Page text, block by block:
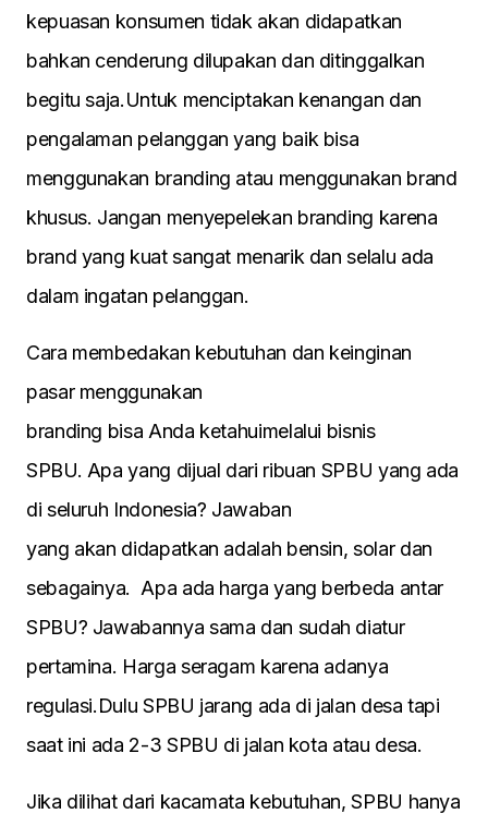
kepuasan konsumen tidak akan didapatkan
bahkan cenderung dilupakan dan ditinggalkan
begitu saja.Untuk menciptakan kenangan dan
pengalaman pelanggan yang baik bisa
menggunakan branding atau menggunakan brand
khusus. Jangan menyepelekan branding karena
brand yang kuat sangat menarik dan selalu ada
dalam ingatan pelanggan.
Cara membedakan kebutuhan dan keinginan
pasar menggunakan
branding bisa Anda ketahuimelalui bisnis
SPBU. Apa yang dijual dari ribuan SPBU yang ada
di seluruh Indonesia? Jawaban
yang akan didapatkan adalah bensin, solar dan
sebagainya. Apa ada harga yang berbeda antar
SPBU? Jawabannya sama dan sudah diatur
pertamina. Harga seragam karena adanya
regulasi.Dulu SPBU jarang ada di jalan desa tapi
saat ini ada 2-3 SPBU di jalan kota atau desa.
Jika dilihat dari kacamata kebutuhan, SPBU hanya